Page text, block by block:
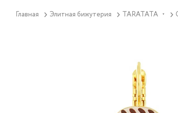
Главная Элитная бижутерия TARATATA ▼